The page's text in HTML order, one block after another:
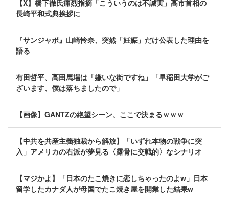
【X】橋下徹氏痛烈指摘「こういうのは不誠実」高市首相の
長崎平和式典挨拶に
『サンジャポ』山崎怜奈、突然「妊娠」だけ公表した理由を
語る
有田哲平、高田馬場は「嫌いな街ですね」「早稲田大学がご
ざいます、僕は落ちましたので」
【画像】GANTZの絶望シーン、ここで決まるｗｗｗ
【中共を共産主義独裁から解放】「いずれ本物の戦争に突
入」アメリカの右派が夢見る〈露骨に交戦的〉なシナリオ
【マジかよ】「日本のたこ焼きに恋しちゃったのよw」日本
留学したカナダ人が母国でたこ焼き屋を開業した結果w